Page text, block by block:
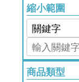
縮小範圍
商品類型